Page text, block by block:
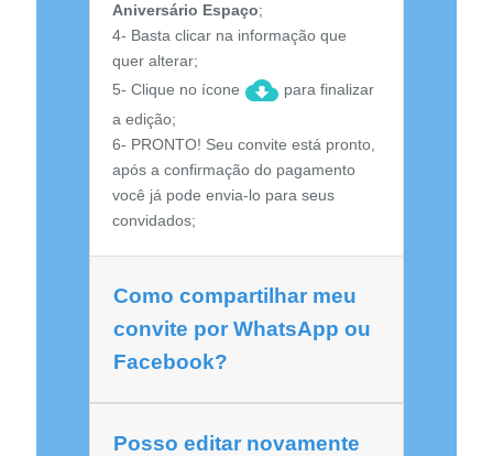
Aniversário Espaço;
4- Basta clicar na informação que
quer alterar;
5- Clique no ícone
para finalizar
a edição;
6- PRONTO! Seu convite está pronto,
após a confirmação do pagamento
você já pode envia-lo para seus
convidados;
Como compartilhar meu
convite por WhatsApp ou
Facebook?
Posso editar novamente